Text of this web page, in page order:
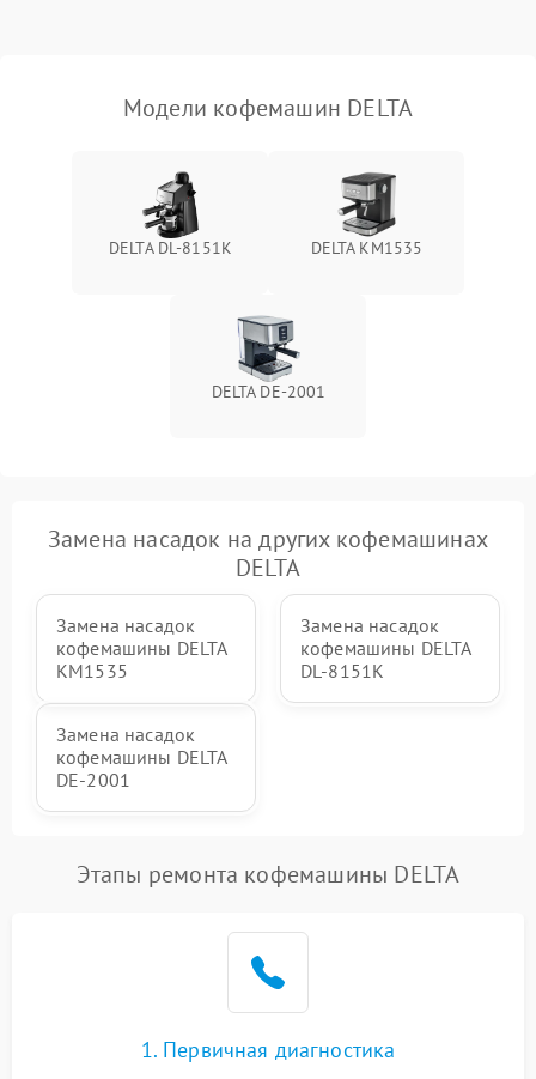
Модели кофемашин DELTA
DELTA DL-8151K DELTA KM1535
DELTA DE-2001
Замена насадок на других кофемашинах
DELTA
Замена насадок
кофемашины DELTA
KM1535
Замена насадок
кофемашины DELTA
DL-8151K
Замена насадок
кофемашины DELTA
DE-2001
Этапы ремонта кофемашины DELTA
1. Первичная диагностика